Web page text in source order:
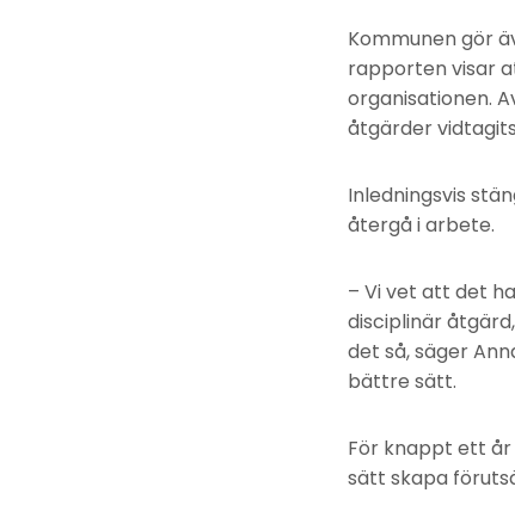
Kommunen gör
rapporten visar
organisationen.
åtgärder
Inledningsvis
återgå i arbete.
– Vi vet att det
disciplinär
det så, säger
bättre sätt.
För knappt ett
sätt skapa